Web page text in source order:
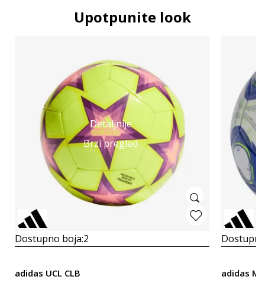
Upotpunite look
Detaljnije
Brzi pregled
Dostupno boja:2
adidas UCL CLB adidas